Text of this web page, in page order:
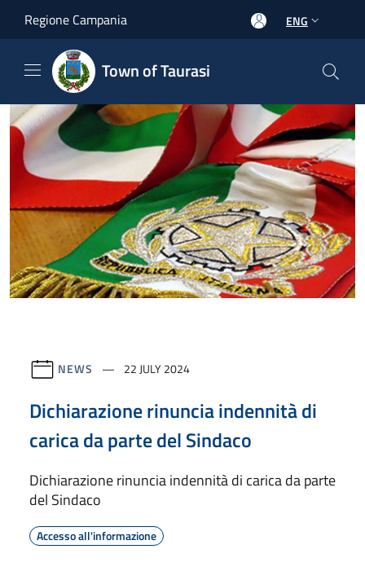
Regione Campania ENG
Town of Taurasi
NEWS 22 JULY 2024
Dichiarazione rinuncia indennità di
carica da parte del Sindaco
Dichiarazione rinuncia indennità di carica da parte
del Sindaco
Accesso all'informazione